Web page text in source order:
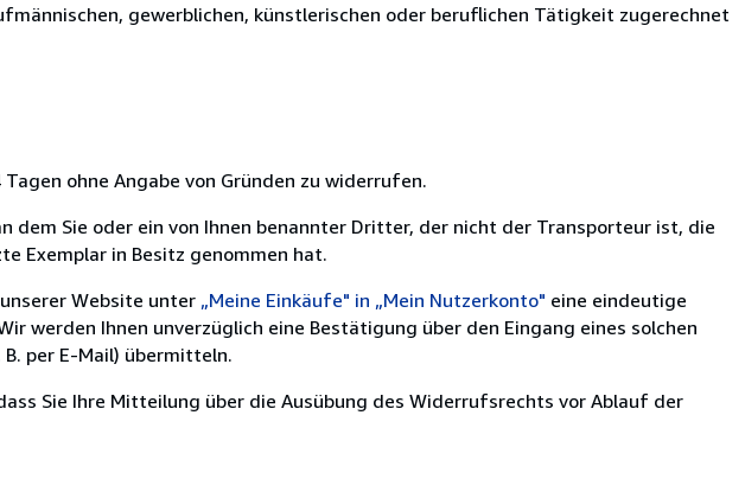
gewerblichen, künstlerischen oder beruflichen Tätigkeit zugerechnet
ohne Angabe von Gründen zu widerrufen.
Sie oder ein von Ihnen benannter Dritter, der nicht der Transporteur ist, die
Exemplar in Besitz genommen hat.
Website unter „Meine Einkäufe" in „Mein Nutzerkonto" eine eindeutige
werden Ihnen unverzüglich eine Bestätigung über den Eingang eines solchen
per E-Mail) übermitteln.
Sie Ihre Mitteilung über die Ausübung des Widerrufsrechts vor Ablauf der